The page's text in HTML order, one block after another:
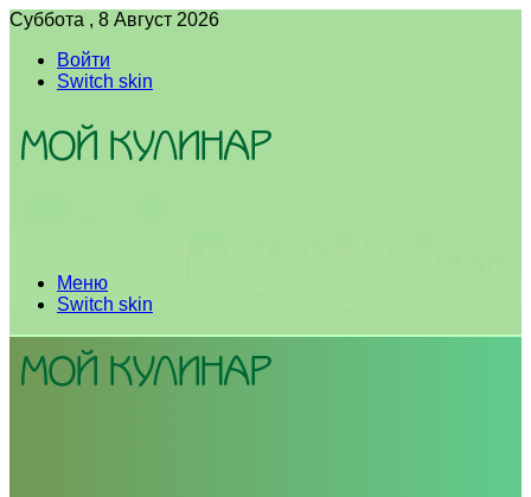
Суббота , 8 Август 2026
Войти
Switch skin
Меню
Switch skin